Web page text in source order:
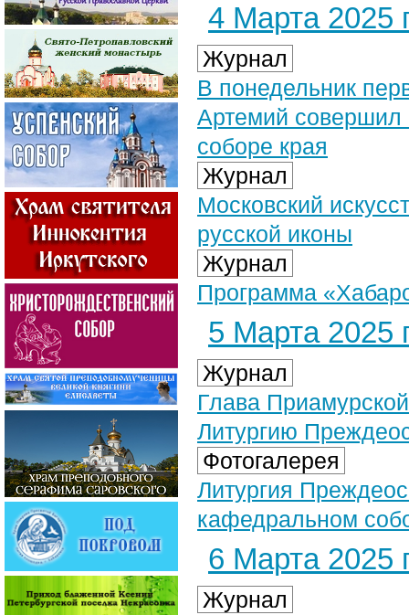
4 Марта 2025
Журнал
В понедельник
Артемий совершил
соборе края
Журнал
Московский
русской иконы
Журнал
Программа
5 Марта 2025
Журнал
Глава
Литургию
Фотогалерея
Литургия
кафедральном
6 Марта 2025
Журнал